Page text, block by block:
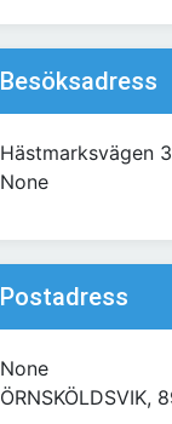
Besöksadress
Hästmarksvägen
None
Postadress
None
ÖRNSKÖLDSVIK,